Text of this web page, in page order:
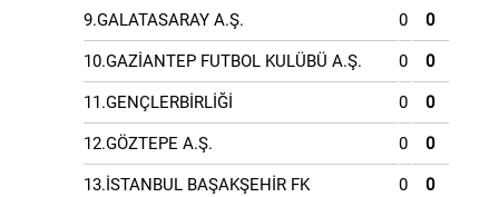
9.GALATASARAY A.Ş. 0 0
10.GAZİANTEP FUTBOL KULÜBÜ A.Ş. 0 0
11.GENÇLERBİRLİĞİ 0 0
12.GÖZTEPE A.Ş. 0 0
13.İSTANBUL BAŞAKŞEHİR FK 0 0